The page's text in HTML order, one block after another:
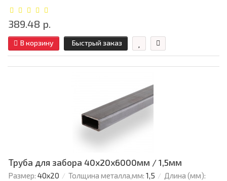
389.48 р.
В корзину Быстрый заказ
Труба для забора 40х20x6000мм / 1,5мм
Размер: 40х20 Толщина металла,мм: 1,5
Длина (мм):